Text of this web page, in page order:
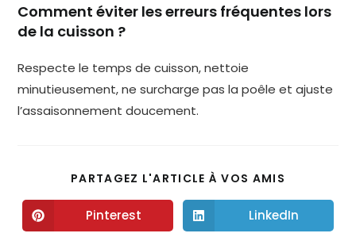
Comment éviter les erreurs fréquentes lors
de la cuisson ?
Respecte le temps de cuisson, nettoie
minutieusement, ne surcharge pas la poêle et ajuste
l’assaisonnement doucement.
PARTAGEZ L'ARTICLE À VOS AMIS
Pinterest LinkedIn